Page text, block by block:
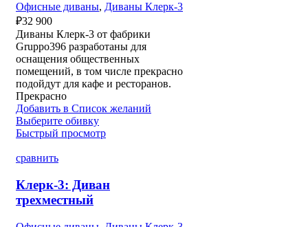
Офисные диваны, Диваны Клерк-3
₽32 900
Диваны Клерк-3 от фабрики
Gruppo396 разработаны для
оснащения общественных
помещений, в том числе прекрасно
подойдут для кафе и ресторанов.
Прекрасно
Добавить в Список желаний
Выберите обивку
Быстрый просмотр
сравнить
Клерк-3: Диван
трехместный